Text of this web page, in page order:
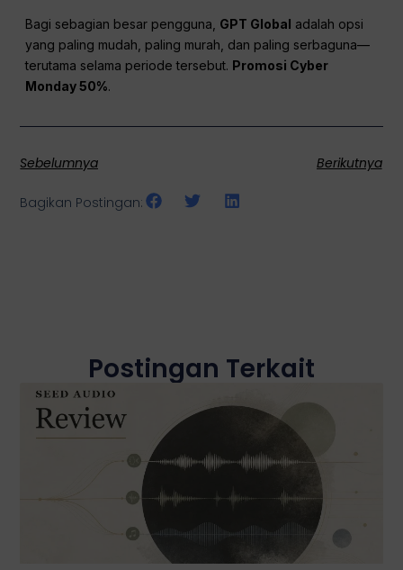
Bagi sebagian besar pengguna, GPT Global adalah opsi
yang paling mudah, paling murah, dan paling serbaguna—
terutama selama periode tersebut. Promosi Cyber
Monday 50%.
Sebelumnya Berikutnya
Bagikan Postingan:
Postingan Terkait